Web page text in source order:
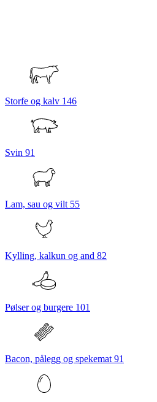
Storfe og kalv 146
Svin 91
Lam, sau og vilt 55
Kylling, kalkun og and 82
Pølser og burgere 101
Bacon, pålegg og spekemat 91